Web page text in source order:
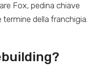
Fox, pedina chiave
della franchigia.